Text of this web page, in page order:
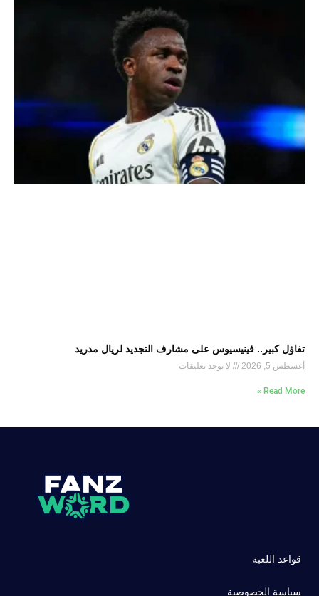
تفاؤل كبير.. فينيسيوس على مشارف التجديد لريال مدريد
أغسطس 5, 2026 لا توجد تعليقات
Read More »
قواعد اللعبة
سياسة الخصوصية